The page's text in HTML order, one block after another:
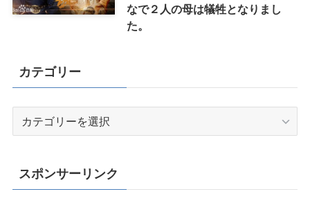
なで２人の母は犠牲となりまし
た。
カテゴリー
スポンサーリンク